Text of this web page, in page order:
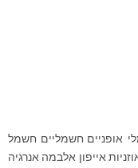
אופניים חשמליים חשמל
אייפון אלבמה אנרגיה